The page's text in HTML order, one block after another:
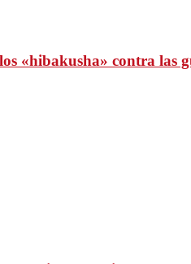
«hibakusha» contra las